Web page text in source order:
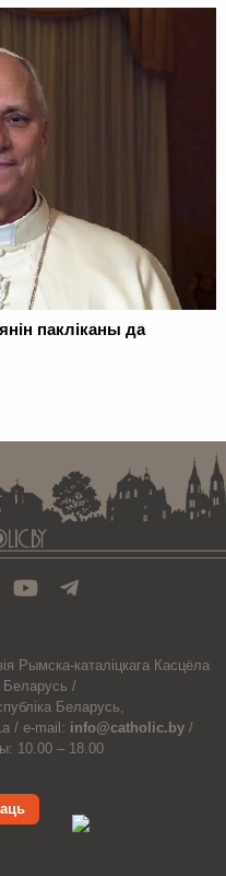
пакліканы да
Рымска-каталіцкага Касцёла
Беларусь /
Беларусь,
/ e-mail: info@catholic.by /
10.00 – 18.00